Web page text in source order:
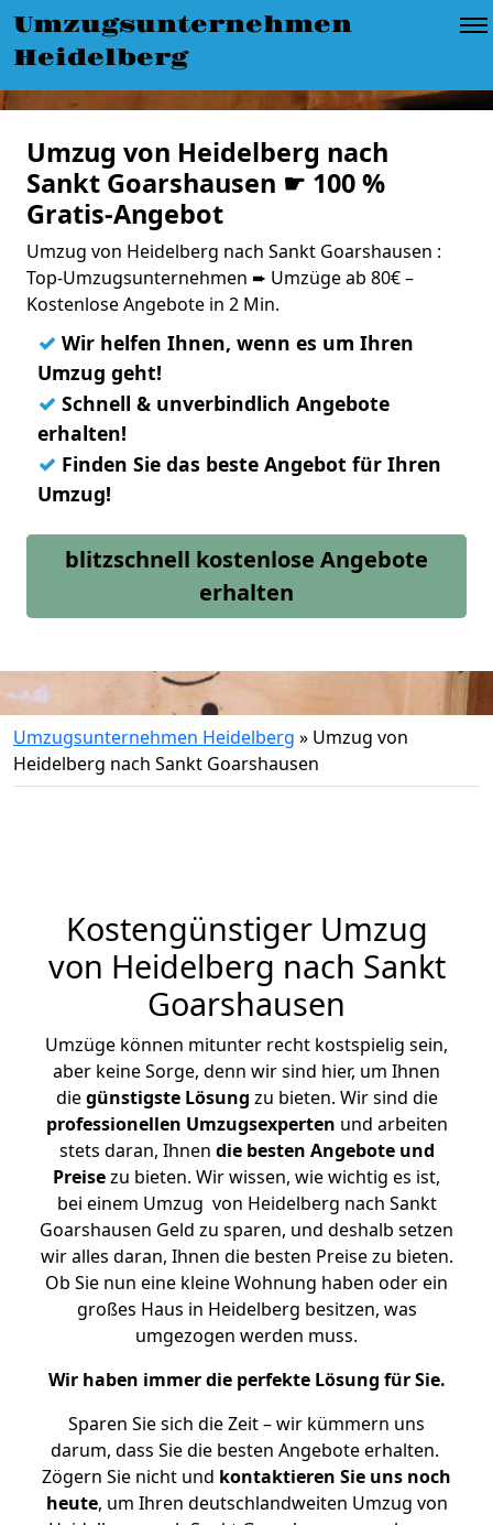
Umzugsunternehmen
Heidelberg
Umzug von Heidelberg nach
Sankt Goarshausen ☛ 100 %
Gratis-Angebot
Umzug von Heidelberg nach Sankt Goarshausen :
Top-Umzugsunternehmen ➨ Umzüge ab 80€ –
Kostenlose Angebote in 2 Min.
✓ Wir helfen Ihnen, wenn es um Ihren
Umzug geht!
✓ Schnell & unverbindlich Angebote
erhalten!
✓ Finden Sie das beste Angebot für Ihren
Umzug!
blitzschnell kostenlose Angebote
erhalten
Umzugsunternehmen Heidelberg » Umzug von
Heidelberg nach Sankt Goarshausen
Kostengünstiger Umzug
von Heidelberg nach Sankt
Goarshausen
Umzüge können mitunter recht kostspielig sein,
aber keine Sorge, denn wir sind hier, um Ihnen
diegünstigste Lösung zu bieten. Wir sind die
professionellen Umzugsexperten und arbeiten
stets daran, Ihnen die besten Angebote und
Preisezu bieten. Wir wissen, wie wichtig es ist,
bei einem Umzug von Heidelberg nach Sankt
Goarshausen Geld zu sparen, und deshalb setzen
wir alles daran, Ihnen die besten Preise zu bieten.
Ob Sie nun eine kleine Wohnung haben oder ein
großes Haus in Heidelberg besitzen, was
umgezogen werden muss.
Wir haben immer die perfekte Lösung für Sie.
Sparen Sie sich die Zeit – wir kümmern uns
darum, dass Sie die besten Angebote erhalten.
Zögern Sie nicht und kontaktieren Sie uns noch
heute, um Ihren deutschlandweiten Umzug von